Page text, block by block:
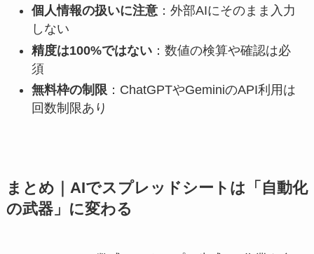
個人情報の扱いに注意：外部AIにそのまま入力
しない
精度は100%ではない：数値の検算や確認は必
須
無料枠の制限：ChatGPTやGeminiのAPI利用は
回数制限あり
まとめ｜AIでスプレッドシートは「自動化
の武器」に変わる